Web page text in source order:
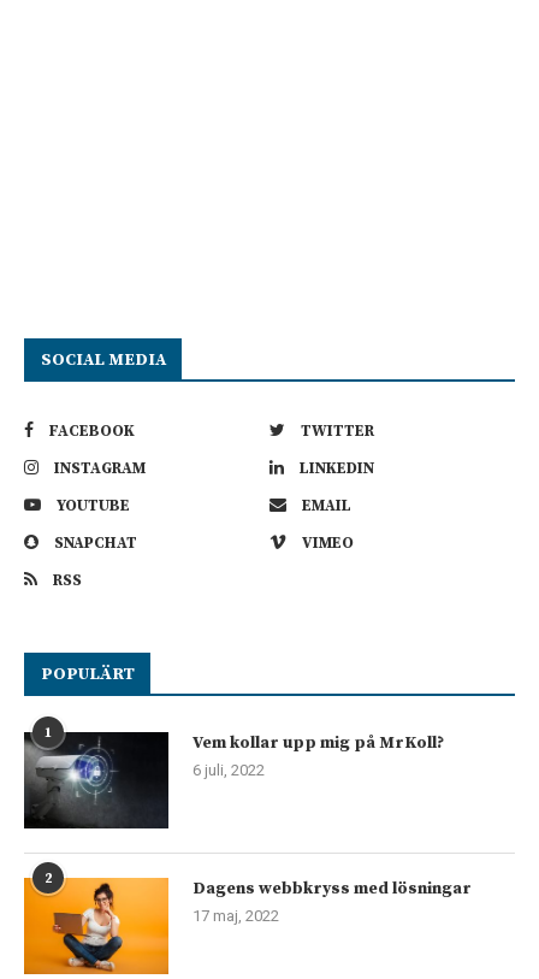
SOCIAL MEDIA
FACEBOOK
TWITTER
INSTAGRAM
LINKEDIN
YOUTUBE
EMAIL
SNAPCHAT
VIMEO
RSS
POPULÄRT
1 Vem kollar upp mig på MrKoll?
6 juli, 2022
2 Dagens webbkryss med lösningar
17 maj, 2022